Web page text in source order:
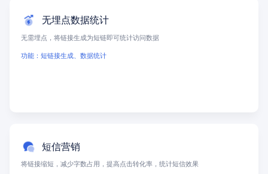
无埋点数据统计
无需埋点，将链接生成为短链即可统计访问数据
功能：短链接生成、数据统计
短信营销
将链接缩短，减少字数占用，提高点击转化率，统计短信效果